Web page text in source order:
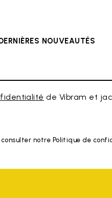
NOUVEAUTÉS
de Vibram et
notre Politique de